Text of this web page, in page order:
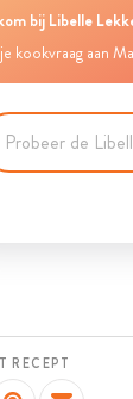
bij Libelle
kookvraag aan
RECEPT